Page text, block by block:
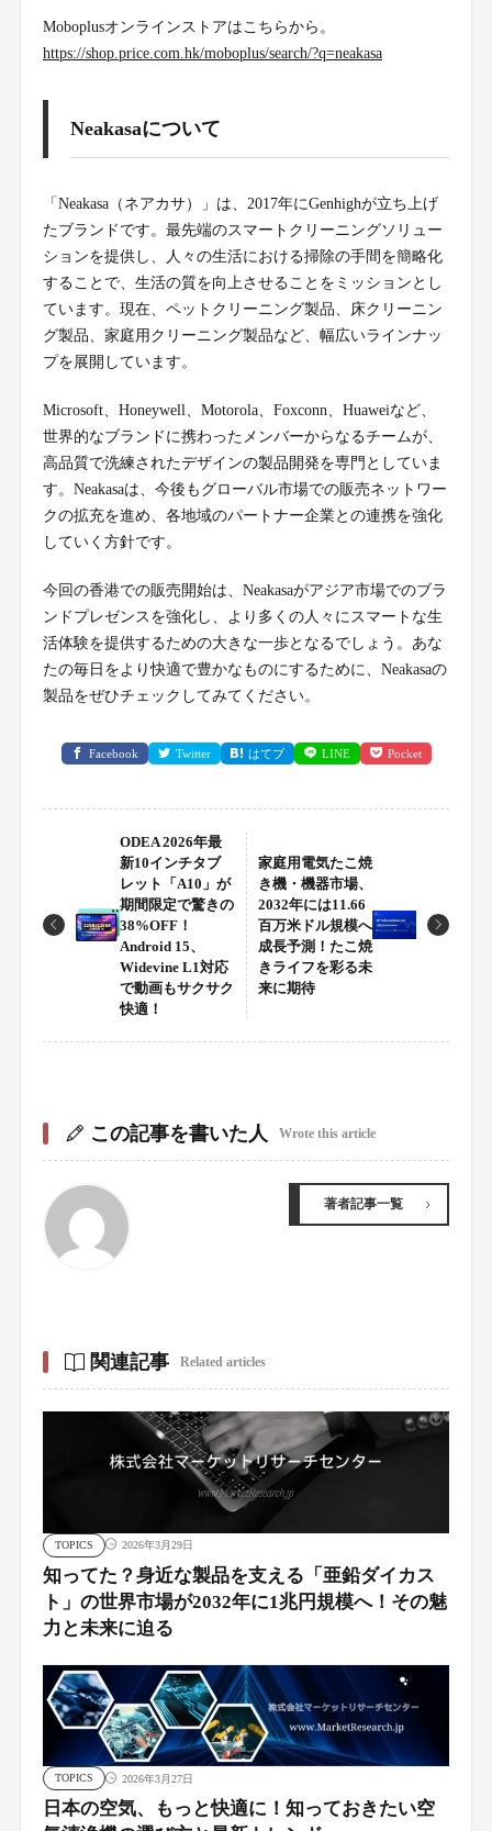
Moboplusオンラインストアはこちらから。
https://shop.price.com.hk/moboplus/search/?q=neakasa
Neakasaについて
「Neakasa（ネアカサ）」は、2017年にGenhighが立ち上げ
たブランドです。最先端のスマートクリーニングソリュー
ションを提供し、人々の生活における掃除の手間を簡略化
することで、生活の質を向上させることをミッションとし
ています。現在、ペットクリーニング製品、床クリーニン
グ製品、家庭用クリーニング製品など、幅広いラインナッ
プを展開しています。
Microsoft、Honeywell、Motorola、Foxconn、Huaweiなど、
世界的なブランドに携わったメンバーからなるチームが、
高品質で洗練されたデザインの製品開発を専門としていま
す。Neakasaは、今後もグローバル市場での販売ネットワー
クの拡充を進め、各地域のパートナー企業との連携を強化
していく方針です。
今回の香港での販売開始は、Neakasaがアジア市場でのブラ
ンドプレゼンスを強化し、より多くの人々にスマートな生
活体験を提供するための大きな一歩となるでしょう。あな
たの毎日をより快適で豊かなものにするために、Neakasaの
製品をぜひチェックしてみてください。
Facebook Twitter はてブ LINE Pocket
ODEA 2026年最
新10インチタブ
レット「A10」が
期間限定で驚きの
38%OFF！
Android 15、
Widevine L1対応
で動画もサクサク
快適！
家庭用電気たこ焼
き機・機器市場、
2032年には11.66
百万米ドル規模へ
成長予測！たこ焼
きライフを彩る未
来に期待
この記事を書いた人 Wrote this article
著者記事一覧
関連記事 Related articles
TOPICS 2026年3月29日
知ってた？身近な製品を支える「亜鉛ダイカス
ト」の世界市場が2032年に1兆円規模へ！その魅
力と未来に迫る
TOPICS 2026年3月27日
日本の空気、もっと快適に！知っておきたい空